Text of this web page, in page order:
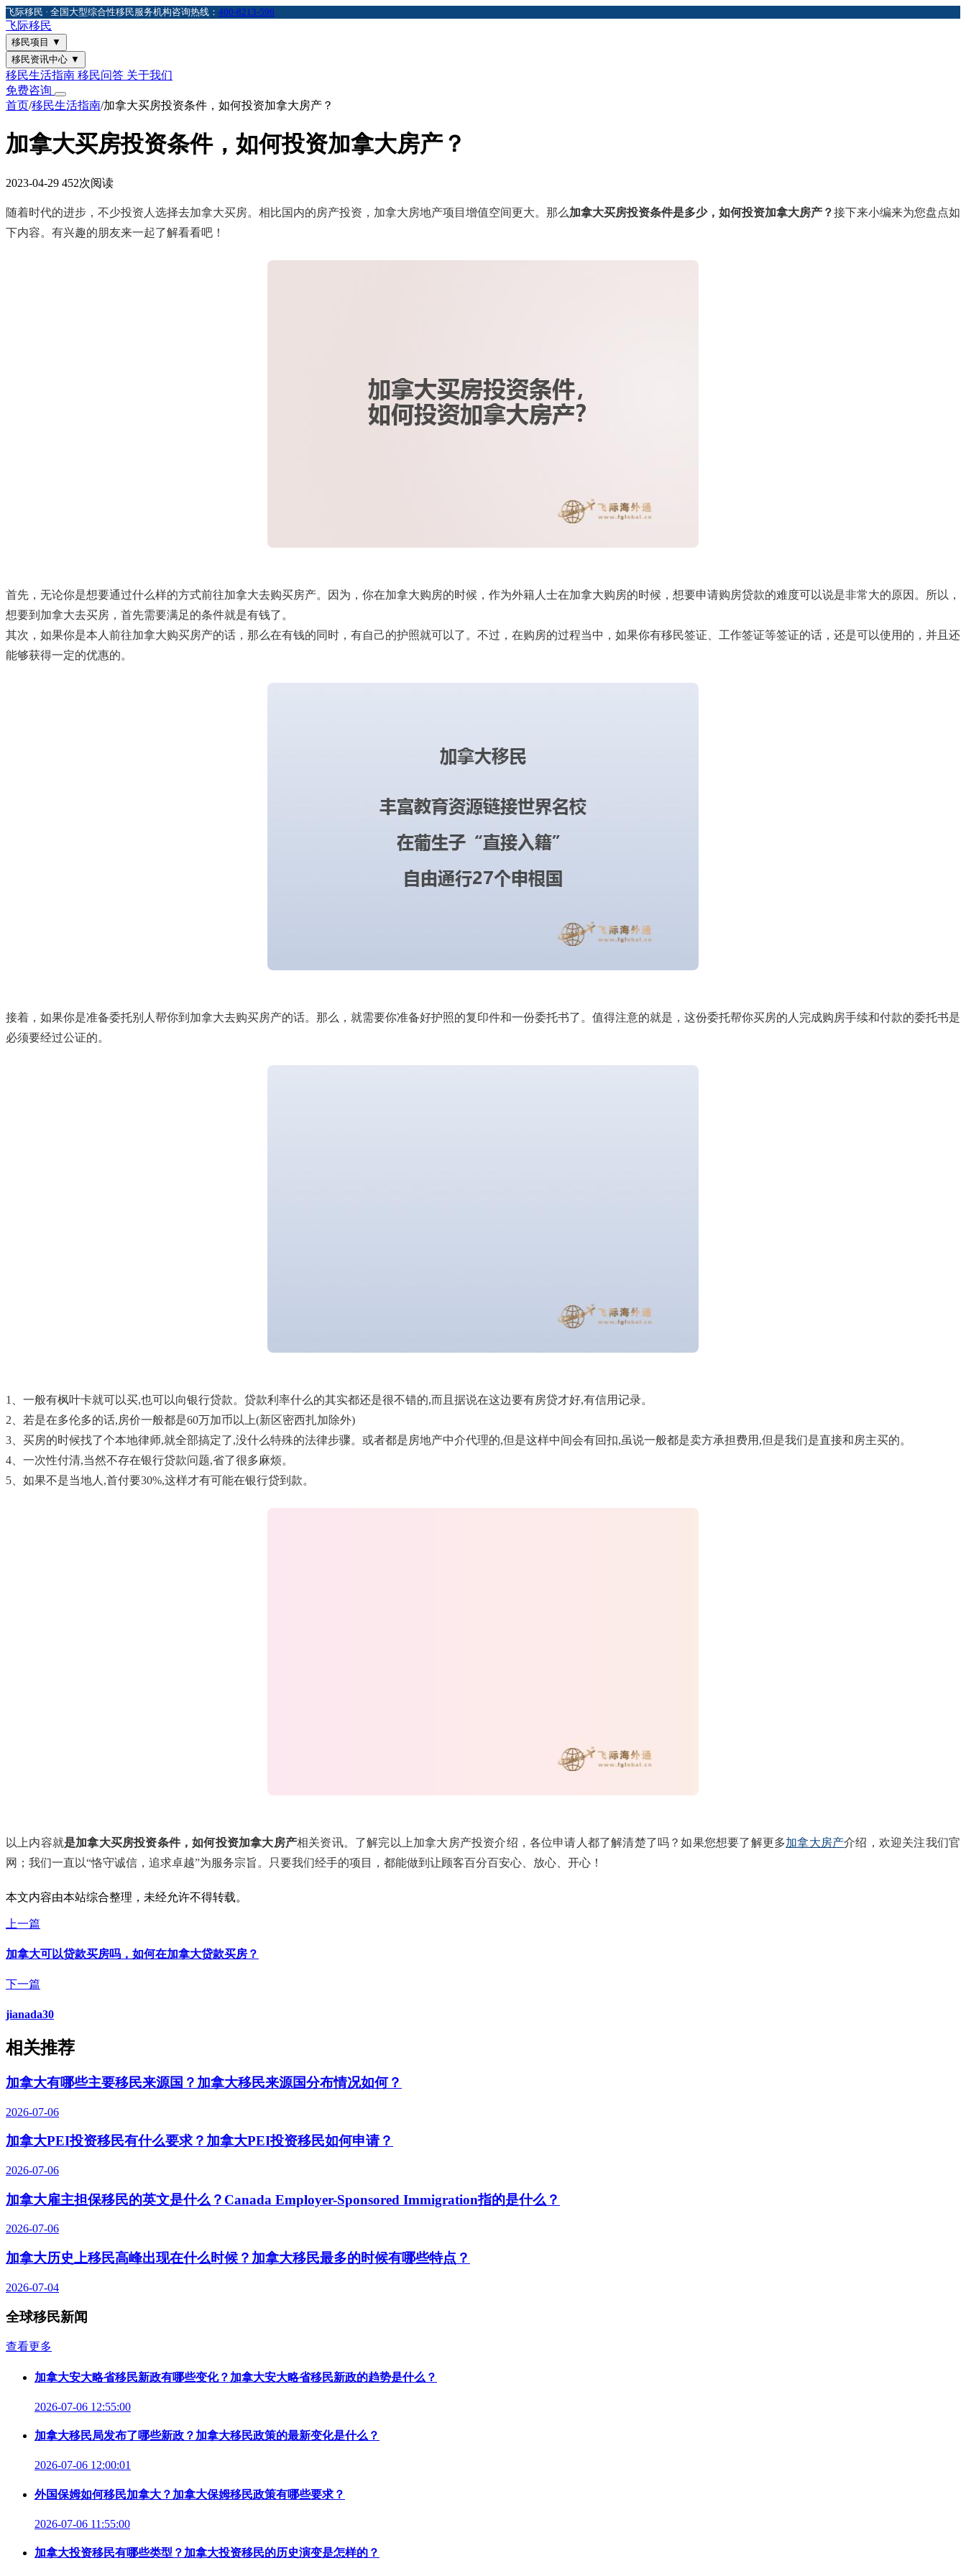
飞际移民 · 全国大型综合性移民服务机构咨询热线： 400-8213-596
飞际移民
移民项目 ▼
移民资讯中心 ▼
移民生活指南 移民问答 关于我们
免费咨询
首页/移民生活指南/加拿大买房投资条件，如何投资加拿大房产？
加拿大买房投资条件，如何投资加拿大房产？
2023-04-29 452次阅读
随着时代的进步，不少投资人选择去加拿大买房。相比国内的房产投资，加拿大房地产项目增值空间更大。那么加拿大买房投资条件是多少，如何投资加拿大房产？接下来小编来为您盘点如
下内容。有兴趣的朋友来一起了解看看吧！
首先，无论你是想要通过什么样的方式前往加拿大去购买房产。因为，你在加拿大购房的时候，作为外籍人士在加拿大购房的时候，想要申请购房贷款的难度可以说是非常大的原因。所以，
想要到加拿大去买房，首先需要满足的条件就是有钱了。
其次，如果你是本人前往加拿大购买房产的话，那么在有钱的同时，有自己的护照就可以了。不过，在购房的过程当中，如果你有移民签证、工作签证等签证的话，还是可以使用的，并且还
能够获得一定的优惠的。
接着，如果你是准备委托别人帮你到加拿大去购买房产的话。那么，就需要你准备好护照的复印件和一份委托书了。值得注意的就是，这份委托帮你买房的人完成购房手续和付款的委托书是
必须要经过公证的。
1、一般有枫叶卡就可以买,也可以向银行贷款。贷款利率什么的其实都还是很不错的,而且据说在这边要有房贷才好,有信用记录。
2、若是在多伦多的话,房价一般都是60万加币以上(新区密西扎加除外)
3、买房的时候找了个本地律师,就全部搞定了,没什么特殊的法律步骤。或者都是房地产中介代理的,但是这样中间会有回扣,虽说一般都是卖方承担费用,但是我们是直接和房主买的。
4、一次性付清,当然不存在银行贷款问题,省了很多麻烦。
5、如果不是当地人,首付要30%,这样才有可能在银行贷到款。
以上内容就是加拿大买房投资条件，如何投资加拿大房产相关资讯。了解完以上加拿大房产投资介绍，各位申请人都了解清楚了吗？如果您想要了解更多加拿大房产介绍，欢迎关注我们官
网；我们一直以“恪守诚信，追求卓越”为服务宗旨。只要我们经手的项目，都能做到让顾客百分百安心、放心、开心！
本文内容由本站综合整理，未经允许不得转载。
上一篇
加拿大可以贷款买房吗，如何在加拿大贷款买房？
下一篇
jianada30
相关推荐
加拿大有哪些主要移民来源国？加拿大移民来源国分布情况如何？
2026-07-06
加拿大PEI投资移民有什么要求？加拿大PEI投资移民如何申请？
2026-07-06
加拿大雇主担保移民的英文是什么？Canada Employer-Sponsored Immigration指的是什么？
2026-07-06
加拿大历史上移民高峰出现在什么时候？加拿大移民最多的时候有哪些特点？
2026-07-04
全球移民新闻
查看更多
加拿大安大略省移民新政有哪些变化？加拿大安大略省移民新政的趋势是什么？
2026-07-06 12:55:00
加拿大移民局发布了哪些新政？加拿大移民政策的最新变化是什么？
2026-07-06 12:00:01
外国保姆如何移民加拿大？加拿大保姆移民政策有哪些要求？
2026-07-06 11:55:00
加拿大投资移民有哪些类型？加拿大投资移民的历史演变是怎样的？